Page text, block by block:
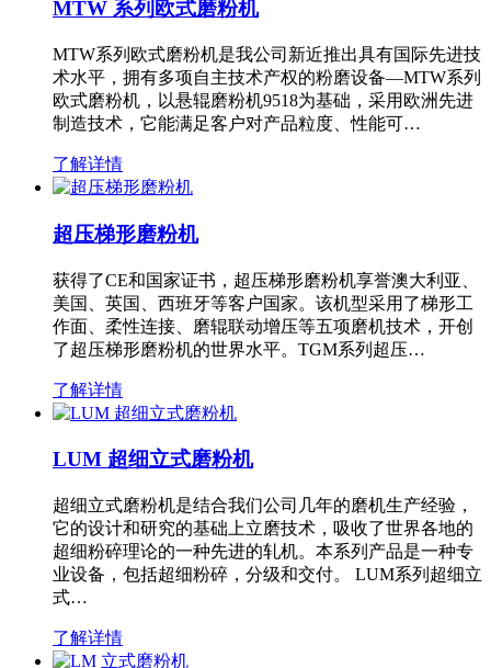
MTW 系列欧式磨粉机
MTW系列欧式磨粉机是我公司新近推出具有国际先进技
术水平，拥有多项自主技术产权的粉磨设备—MTW系列
欧式磨粉机，以悬辊磨粉机9518为基础，采用欧洲先进
制造技术，它能满足客户对产品粒度、性能可…
了解详情
超压梯形磨粉机
获得了CE和国家证书，超压梯形磨粉机享誉澳大利亚、
美国、英国、西班牙等客户国家。该机型采用了梯形工
作面、柔性连接、磨辊联动增压等五项磨机技术，开创
了超压梯形磨粉机的世界水平。TGM系列超压…
了解详情
LUM 超细立式磨粉机
超细立式磨粉机是结合我们公司几年的磨机生产经验，
它的设计和研究的基础上立磨技术，吸收了世界各地的
超细粉碎理论的一种先进的轧机。本系列产品是一种专
业设备，包括超细粉碎，分级和交付。 LUM系列超细立
式…
了解详情